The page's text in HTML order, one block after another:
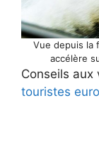
Vue depuis la
accélère
Conseils aux
touristes